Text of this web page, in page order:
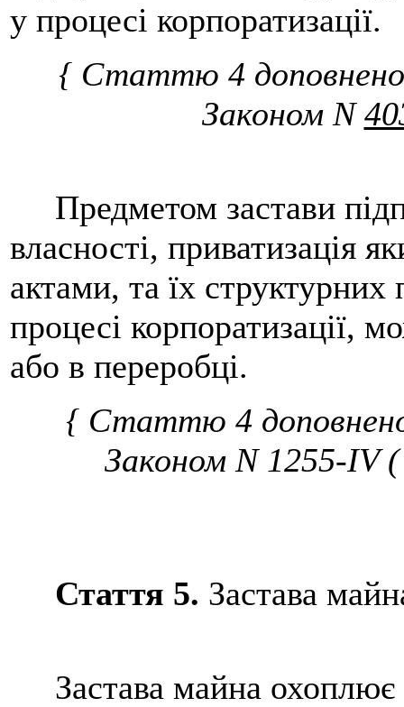
у процесі корпоратизації.
{ Статтю 4 доповнено
Законом N
Предметом застави
власності, приватизація
актами, та їх структурних
процесі корпоратизації,
або в переробці.
{ Статтю 4
Законом N 1255-IV (
Стаття 5. Застава
Застава майна охоплює